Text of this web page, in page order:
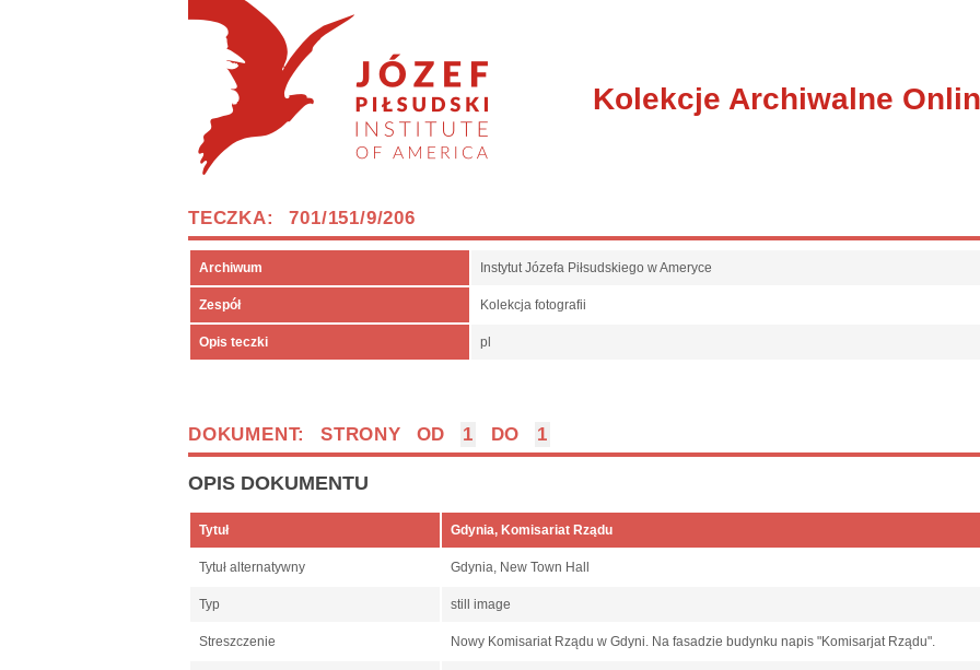
Kolekcje Archiwalne
TECZKA: 701/151/9/206
Archiwum Instytut Józefa Piłsudskiego w Ameryce
Zespół Kolekcja fotografii
Opis teczki pl
DOKUMENT: STRONY OD 1 DO 1
OPIS DOKUMENTU
Tytuł Gdynia, Komisariat Rządu
Tytuł alternatywny Gdynia, New Town Hall
Typ still image
Streszczenie Nowy Komisariat Rządu w Gdyni. Na fasadzie budynku napis "Komisarjat Rządu".